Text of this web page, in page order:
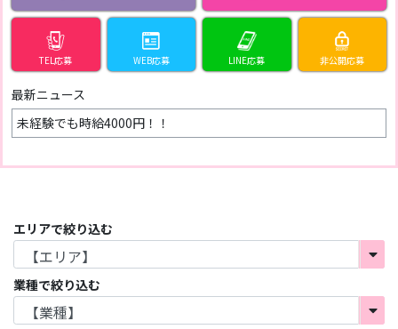
TEL応募 LINE応募
WEB応募 非公開応募
最新ニュース
未経験でも時給4000円！！
エリアで絞り込む
業種で絞り込む